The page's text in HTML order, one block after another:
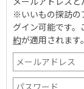
※いいもの探訪の
グイン可能です。
約が適用されます。